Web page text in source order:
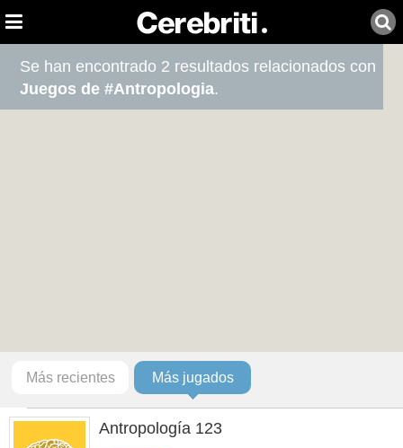
Se han encontrado 2 resultados relacionados con
Juegos de #Antropologia.
Más recientes Más jugados
Antropología 123